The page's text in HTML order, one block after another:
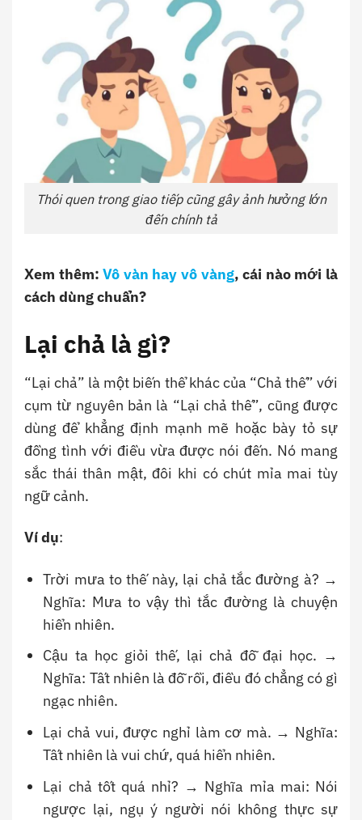
Thói quen trong giao tiếp cũng gây ảnh hưởng lớn
đến chính tả
Xem thêm:Vô vàn hay vô vàng, cái nào mới là
cách dùng chuẩn?
Lại chả là gì?
“Lại chả” là một biến thể khác của “Chả thế” với
cụm từ nguyên bản là “Lại chả thế”, cũng được
dùng để khẳng định mạnh mẽ hoặc bày tỏ sự
đồng tình với điều vừa được nói đến. Nó mang
sắc thái thân mật, đôi khi có chút mỉa mai tùy
ngữ cảnh.
Ví dụ:
Trời mưa to thế này, lại chả tắc đường à? →
Nghĩa: Mưa to vậy thì tắc đường là chuyện
hiển nhiên.
Cậu ta học giỏi thế, lại chả đỗ đại học. →
Nghĩa: Tất nhiên là đỗ rồi, điều đó chẳng có gì
ngạc nhiên.
Lại chả vui, được nghỉ làm cơ mà. → Nghĩa:
Tất nhiên là vui chứ, quá hiển nhiên.
Lại chả tốt quá nhỉ? → Nghĩa mỉa mai: Nói
ngược lại, ngụ ý người nói không thực sự